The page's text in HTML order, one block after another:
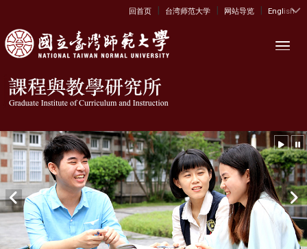
:::
回首页 | 台湾师范大学 | 网站导览 | English